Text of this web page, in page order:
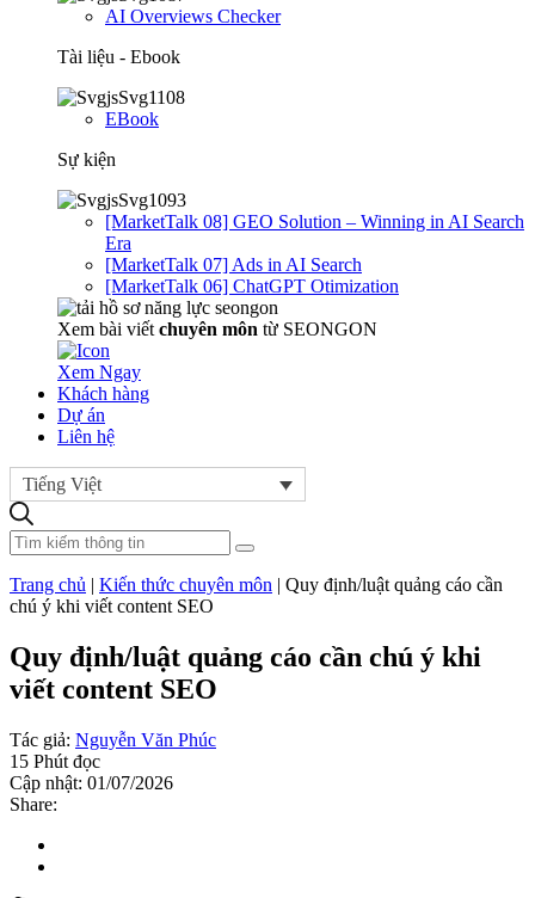
AI Overviews Checker
Tài liệu - Ebook
EBook
Sự kiện
[MarketTalk 08] GEO Solution – Winning in AI Search
Era
[MarketTalk 07] Ads in AI Search
[MarketTalk 06] ChatGPT Otimization
Xem bài viết chuyên môn từ SEONGON
Xem Ngay
Khách hàng
Dự án
Liên hệ
Tiếng Việt
Trang chủ | Kiến thức chuyên môn | Quy định/luật quảng cáo cần
chú ý khi viết content SEO
Quy định/luật quảng cáo cần chú ý khi
viết content SEO
Tác giả: Nguyễn Văn Phúc
15 Phút đọc
Cập nhật: 01/07/2026
Share: